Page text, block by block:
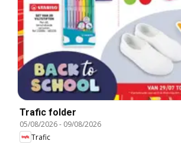
Trafic folder
05/08/2026- 09/08/2026
Trafic